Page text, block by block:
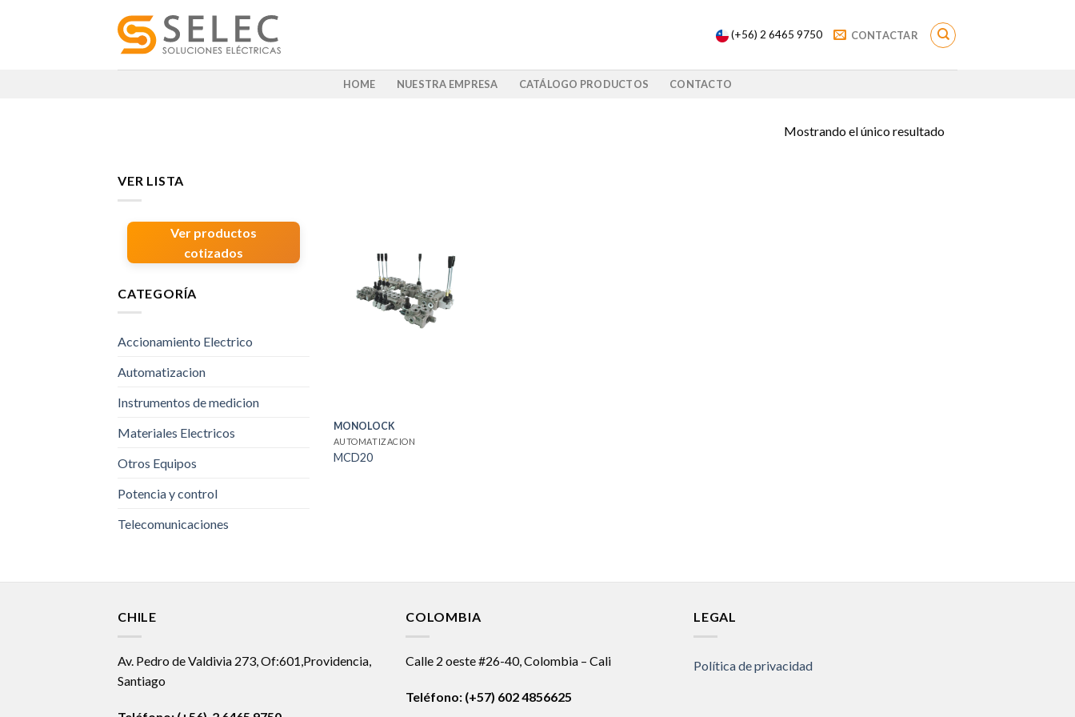
(+56) 2 6465 9750 CONTACTAR
HOME NUESTRA EMPRESA CATÁLOGO PRODUCTOS CONTACTO
Mostrando el único resultado
VER LISTA
Ver productos
cotizados
CATEGORÍA
Accionamiento Electrico
Automatizacion
Instrumentos de medicion
Materiales Electricos
Otros Equipos
Potencia y control
Telecomunicaciones
MONOLOCK
AUTOMATIZACION
MCD20
CHILE
Av. Pedro de Valdivia 273, Of:601,Providencia,
Santiago
COLOMBIA
Calle 2 oeste #26-40, Colombia – Cali
Teléfono: (+57) 602 4856625
LEGAL
Política de privacidad